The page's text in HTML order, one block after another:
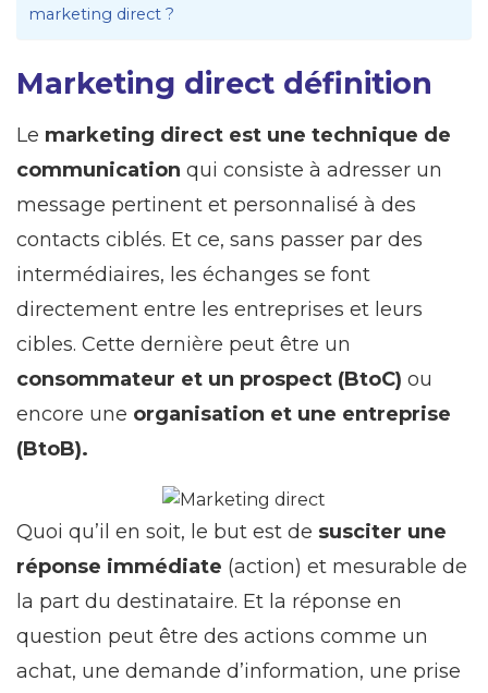
marketing direct ?
Marketing direct définition
Le marketing direct est une technique de
communication qui consiste à adresser un
message pertinent et personnalisé à des
contacts ciblés. Et ce, sans passer par des
intermédiaires, les échanges se font
directement entre les entreprises et leurs
cibles. Cette dernière peut être un
consommateur et un prospect (BtoC) ou
encore une organisation et une entreprise
(BtoB).
Quoi qu’il en soit, le but est de susciter une
réponse immédiate (action) et mesurable de
la part du destinataire. Et la réponse en
question peut être des actions comme un
achat, une demande d’information, une prise